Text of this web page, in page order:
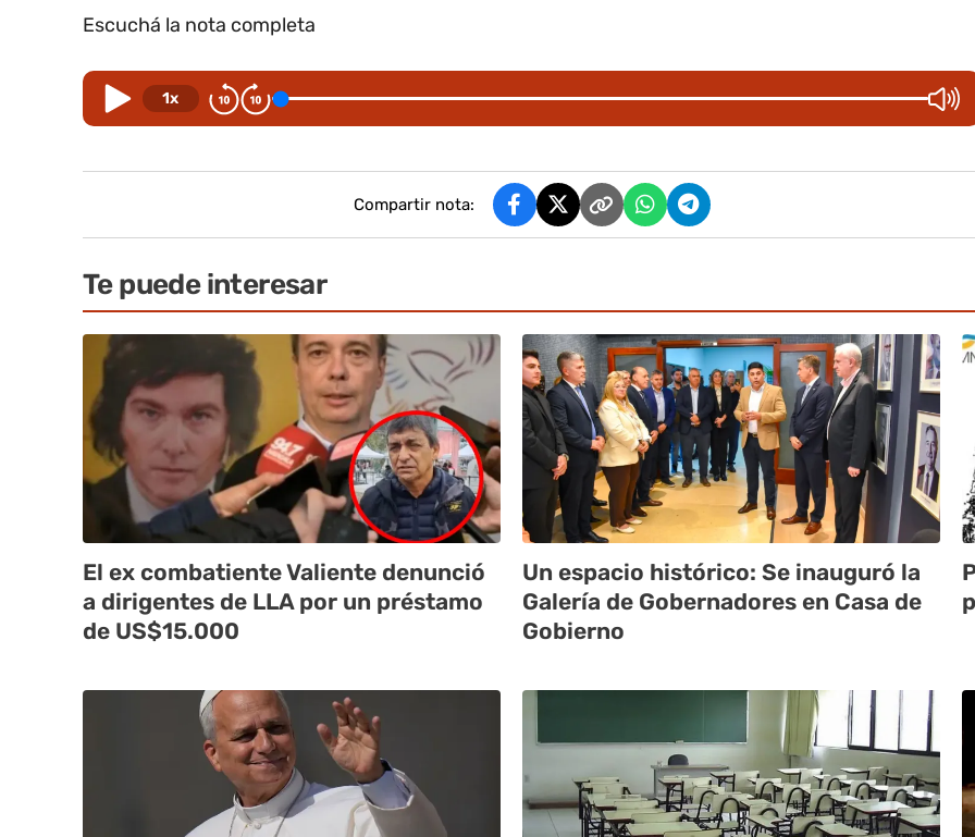
Escuchá la nota completa
1x
Compartir nota:
Te puede interesar
El ex combatiente Valiente denunció
a dirigentes de LLA por un préstamo
de US$15.000
Un espacio histórico: Se inauguró la
Galería de Gobernadores en Casa de
Gobierno